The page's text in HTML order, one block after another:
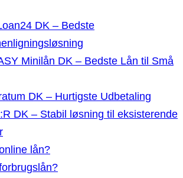
DK – Bedste
Minilån DK – Bedste Lån til Små
DK – Hurtigste Udbetaling
DK – Stabil løsning til eksisterende
lån?